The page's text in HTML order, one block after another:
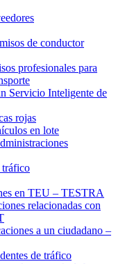
de conductor
profesionales para
Servicio Inteligente de
rojas
en lote
tráfico
en TEU – TESTRA
relacionadas con
a un ciudadano –
de tráfico